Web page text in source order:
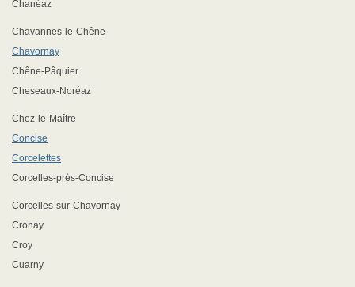
Chanéaz
Chavannes-le-Chêne
Chavornay
Chêne-Pâquier
Cheseaux-Noréaz
Chez-le-Maître
Concise
Corcelettes
Corcelles-près-Concise
Corcelles-sur-Chavornay
Cronay
Croy
Cuarny